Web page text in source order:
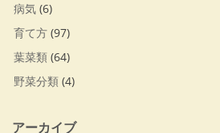
病気 (6)
育て方 (97)
葉菜類 (64)
野菜分類 (4)
アーカイブ